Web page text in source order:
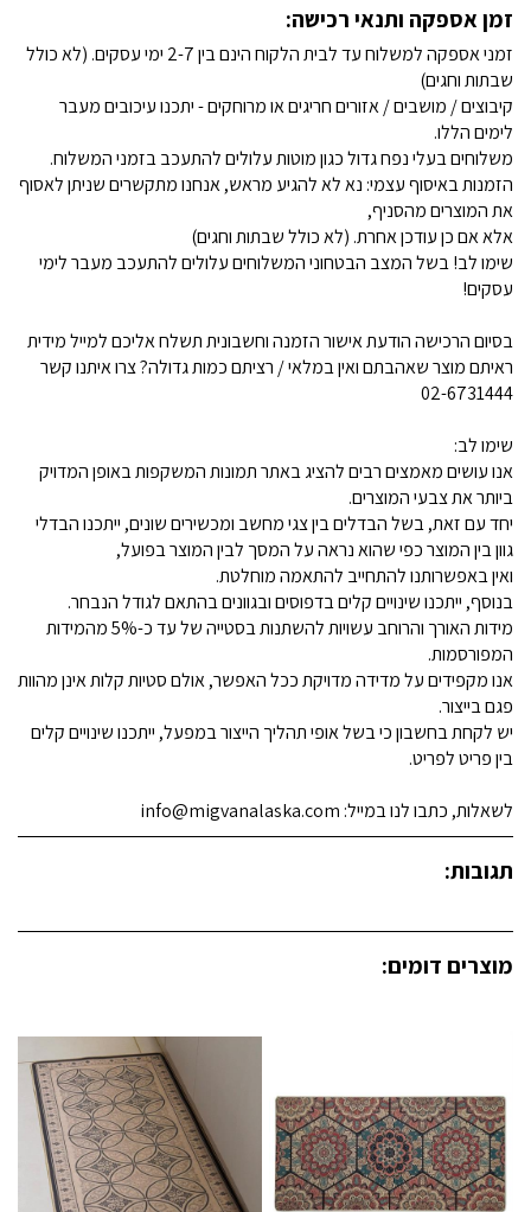
זמן אספקה ותנאי רכישה:
זמני אספקה למשלוח עד לבית הלקוח הינם בין 2-7 ימי עסקים. (לא כולל
שבתות וחגים)
קיבוצים / מושבים / אזורים חריגים או מרוחקים - יתכנו עיכובים מעבר
לימים הללו.
משלוחים בעלי נפח גדול כגון מוטות עלולים להתעכב בזמני המשלוח.
הזמנות באיסוף עצמי: נא לא להגיע מראש, אנחנו מתקשרים שניתן לאסוף
את המוצרים מהסניף,
אלא אם כן עודכן אחרת. (לא כולל שבתות וחגים)
שימו לב! בשל המצב הבטחוני המשלוחים עלולים להתעכב מעבר לימי
עסקים!
בסיום הרכישה הודעת אישור הזמנה וחשבונית תשלח אליכם למייל מידית
ראיתם מוצר שאהבתם ואין במלאי / רציתם כמות גדולה? צרו איתנו קשר
02-6731444
שימו לב:
אנו עושים מאמצים רבים להציג באתר תמונות המשקפות באופן המדויק
ביותר את צבעי המוצרים.
יחד עם זאת, בשל הבדלים בין צגי מחשב ומכשירים שונים, ייתכנו הבדלי
גוון בין המוצר כפי שהוא נראה על המסך לבין המוצר בפועל,
ואין באפשרותנו להתחייב להתאמה מוחלטת.
בנוסף, ייתכנו שינויים קלים בדפוסים ובגוונים בהתאם לגודל הנבחר.
מידות האורך והרוחב עשויות להשתנות בסטייה של עד כ-5% מהמידות
המפורסמות.
אנו מקפידים על מדידה מדויקת ככל האפשר, אולם סטיות קלות אינן מהוות
פגם בייצור.
יש לקחת בחשבון כי בשל אופי תהליך הייצור במפעל, ייתכנו שינויים קלים
בין פריט לפריט.
לשאלות, כתבו לנו במייל: info@migvanalaska.com
תגובות:
מוצרים דומים: